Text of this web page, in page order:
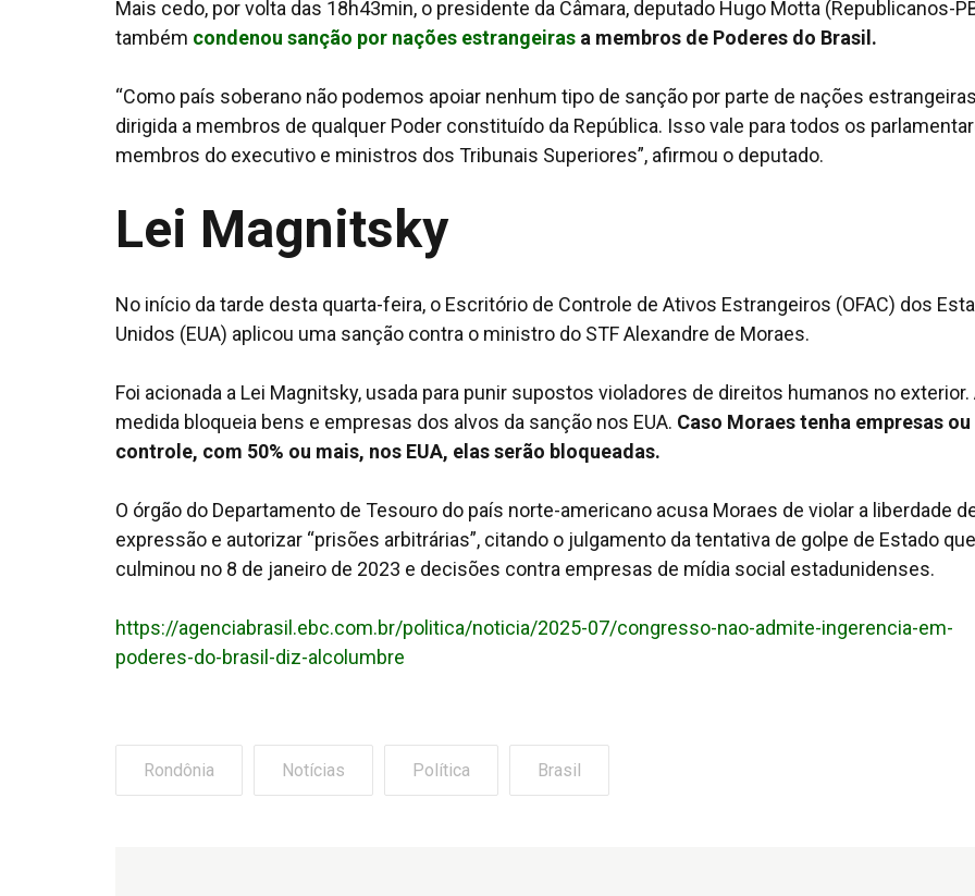
Mais cedo, por volta das 18h43min, o presidente da Câmara, deputado Hugo Motta (Republicanos-
também condenou sanção por nações estrangeiras a membros de Poderes do Brasil.
“Como país soberano não podemos apoiar nenhum tipo de sanção por parte de nações estrangeiras
dirigida a membros de qualquer Poder constituído da República. Isso vale para todos os
membros do executivo e ministros dos Tribunais Superiores”, afirmou o deputado.
Lei Magnitsky
No início da tarde desta quarta-feira, o Escritório de Controle de Ativos Estrangeiros (OFAC) dos
Unidos (EUA) aplicou uma sanção contra o ministro do STF Alexandre de Moraes.
Foi acionada a Lei Magnitsky, usada para punir supostos violadores de direitos humanos no exterior.
medida bloqueia bens e empresas dos alvos da sanção nos EUA. Caso Moraes tenha empresas ou
controle, com 50% ou mais, nos EUA, elas serão bloqueadas.
O órgão do Departamento de Tesouro do país norte-americano acusa Moraes de violar a liberdade
expressão e autorizar “prisões arbitrárias”, citando o julgamento da tentativa de golpe de Estado que
culminou no 8 de janeiro de 2023 e decisões contra empresas de mídia social estadunidenses.
https://agenciabrasil.ebc.com.br/politica/noticia/2025-07/congresso-nao-admite-ingerencia-em-
poderes-do-brasil-diz-alcolumbre
Rondônia Notícias Política Brasil